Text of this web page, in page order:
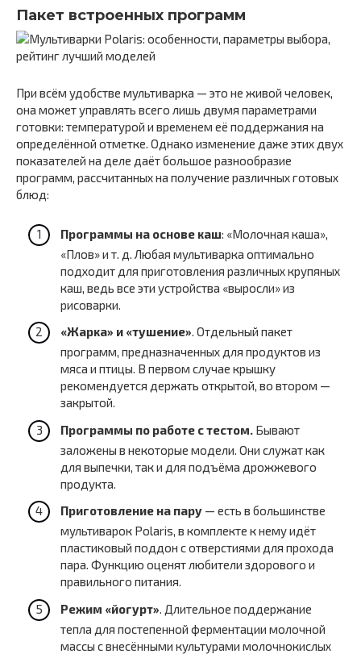
Пакет встроенных программ
При всём удобстве мультиварка — это не живой человек,
она может управлять всего лишь двумя параметрами
готовки: температурой и временем её поддержания на
определённой отметке. Однако изменение даже этих двух
показателей на деле даёт большое разнообразие
программ, рассчитанных на получение различных готовых
блюд:
Программы на основе каш: «Молочная каша»,
«Плов» и т. д. Любая мультиварка оптимально
подходит для приготовления различных крупяных
каш, ведь все эти устройства «выросли» из
рисоварки.
«Жарка» и «тушение». Отдельный пакет
программ, предназначенных для продуктов из
мяса и птицы. В первом случае крышку
рекомендуется держать открытой, во втором —
закрытой.
Программы по работе с тестом. Бывают
заложены в некоторые модели. Они служат как
для выпечки, так и для подъёма дрожжевого
продукта.
Приготовление на пару — есть в большинстве
мультиварок Polaris, в комплекте к нему идёт
пластиковый поддон с отверстиями для прохода
пара. Функцию оценят любители здорового и
правильного питания.
Режим «йогурт» . Длительное поддержание
тепла для постепенной ферментации молочной
массы с внесёнными культурами молочнокислых